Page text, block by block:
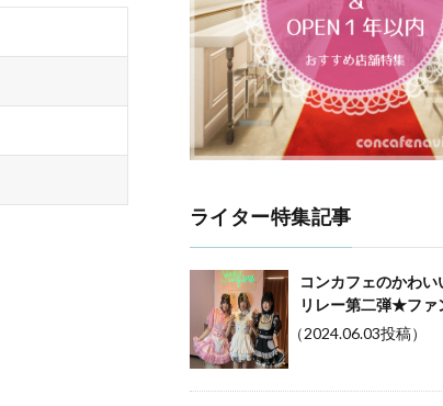
ライター特集記事
コンカフェのかわい
リレー第二弾★ファ
（2024.06.03投稿）